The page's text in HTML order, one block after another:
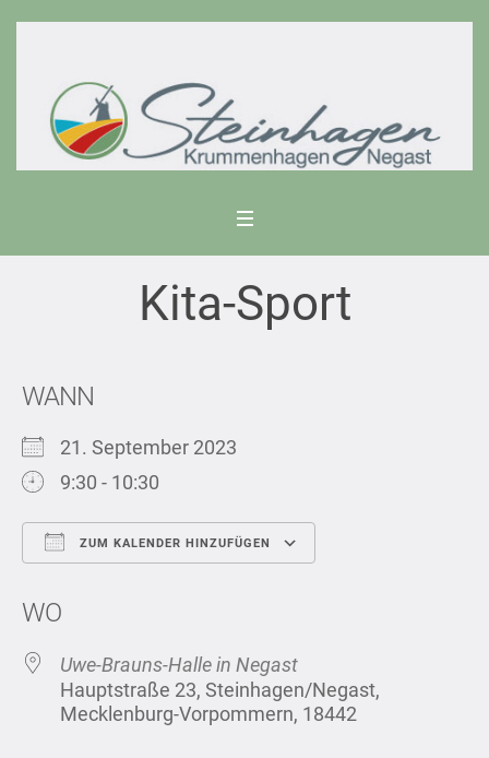
Kita-Sport
WANN
21. September 2023
9:30 - 10:30
ZUM KALENDER HINZUFÜGEN
WO
Uwe-Brauns-Halle in Negast
Hauptstraße 23, Steinhagen/Negast,
Mecklenburg-Vorpommern, 18442